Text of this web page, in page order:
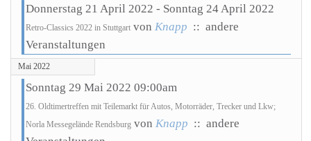
Donnerstag 21 April 2022 - Sonntag 24 April 2022
Retro-Classics 2022 in Stuttgart von Knapp :: andere
Veranstaltungen
Mai 2022
Sonntag 29 Mai 2022 09:00am
26. Oldtimertreffen mit Teilemarkt für Autos, Motorräder, Trecker und Lkw;
Norla Messegelände Rendsburg von Knapp :: andere